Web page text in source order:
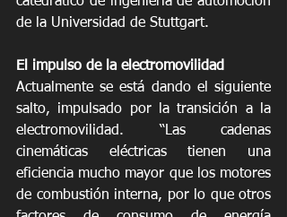
de la Universidad de Stuttgart.
El impulso de la electromovilidad
Actualmente se está dando el siguiente
salto, impulsado por la transición a la
electromovilidad. “Las cadenas
cinemáticas eléctricas tienen una
eficiencia mucho mayor que los motores
de combustión interna, por lo que otros